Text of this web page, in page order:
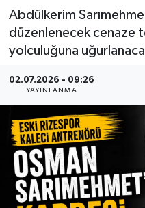
Abdülkerim
düzenlenecek cenaze
yolculuğuna
02.07.2026 - 09:26
YAYINLANMA
Sağlık
Tüm Manşetler
Son Dakika
Haber Arşivi